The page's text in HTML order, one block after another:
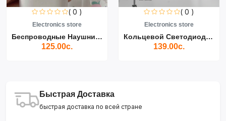
( 0 )
Electronics store
Беспроводные Наушники Air...
125.00с.
( 0 )
Electronics store
Кольцевой Светодиодный Св...
139.00с.
Быстрая Доставка
быстрая доставка по всей стране